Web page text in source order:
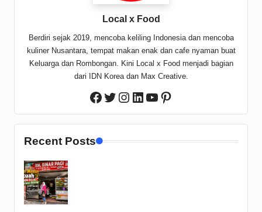
Local x Food
Berdiri sejak 2019, mencoba keliling Indonesia dan mencoba
kuliner Nusantara, tempat makan enak dan cafe nyaman buat
Keluarga dan Rombongan. Kini Local x Food menjadi bagian
dari IDN Korea dan Max Creative.
Facebook
Twitter
Instagram
LinkedIn
YouTube
Pinterest
Recent Posts